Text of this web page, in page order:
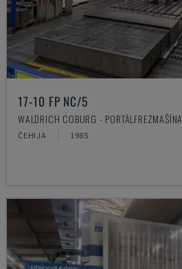
17-10 FP NC/5
WALDRICH COBURG - PORTĀLFREZMAŠĪNA
ČEHIJA 1985